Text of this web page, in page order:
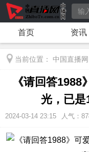
首页 资讯
当前位置： 中国直播网
《请回答
光，已
2024-03-14 23:15 人气：